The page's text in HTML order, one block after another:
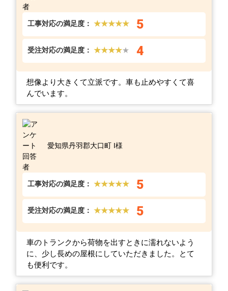
工事対応の満足度： ★★★★★ 5
受注対応の満足度： ★★★★★ 4
想像より大きくて立派です。車も止めやすくて喜
んでいます。
愛知県丹羽郡大口町 I様
工事対応の満足度： ★★★★★ 5
受注対応の満足度： ★★★★★ 5
車のトランクから荷物を出すときに濡れないよう
に、少し長めの屋根にしていただきました。とて
も便利です。